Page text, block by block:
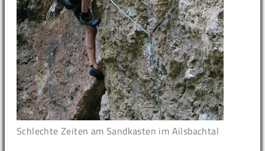
Schlechte Zeiten am Sandkasten im Ailsbachtal